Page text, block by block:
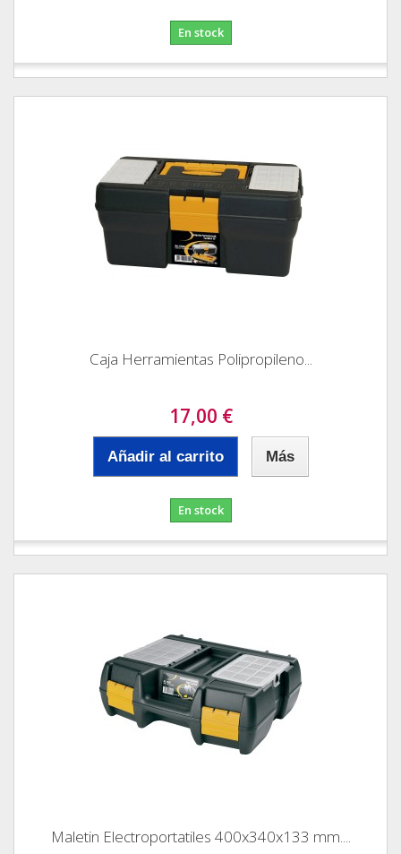
En stock
Caja Herramientas Polipropileno...
17,00 €
Añadir al carrito Más
En stock
Maletin Electroportatiles 400x340x133 mm....